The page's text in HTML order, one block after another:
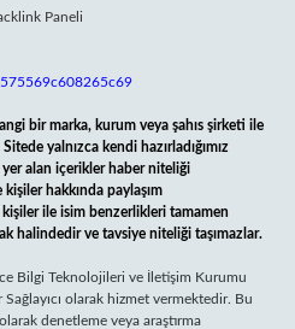
bir marka, kurum veya şahıs şirketi ile
yalnızca kendi hazırladığımız
yer alan içerikler haber niteliği
hakkında paylaşım
ile isim benzerlikleri tamamen
halindedir ve tavsiye niteliği taşımazlar.
Bilgi Teknolojileri ve İletişim Kurumu
olarak hizmet vermektedir. Bu
denetleme veya araştırma